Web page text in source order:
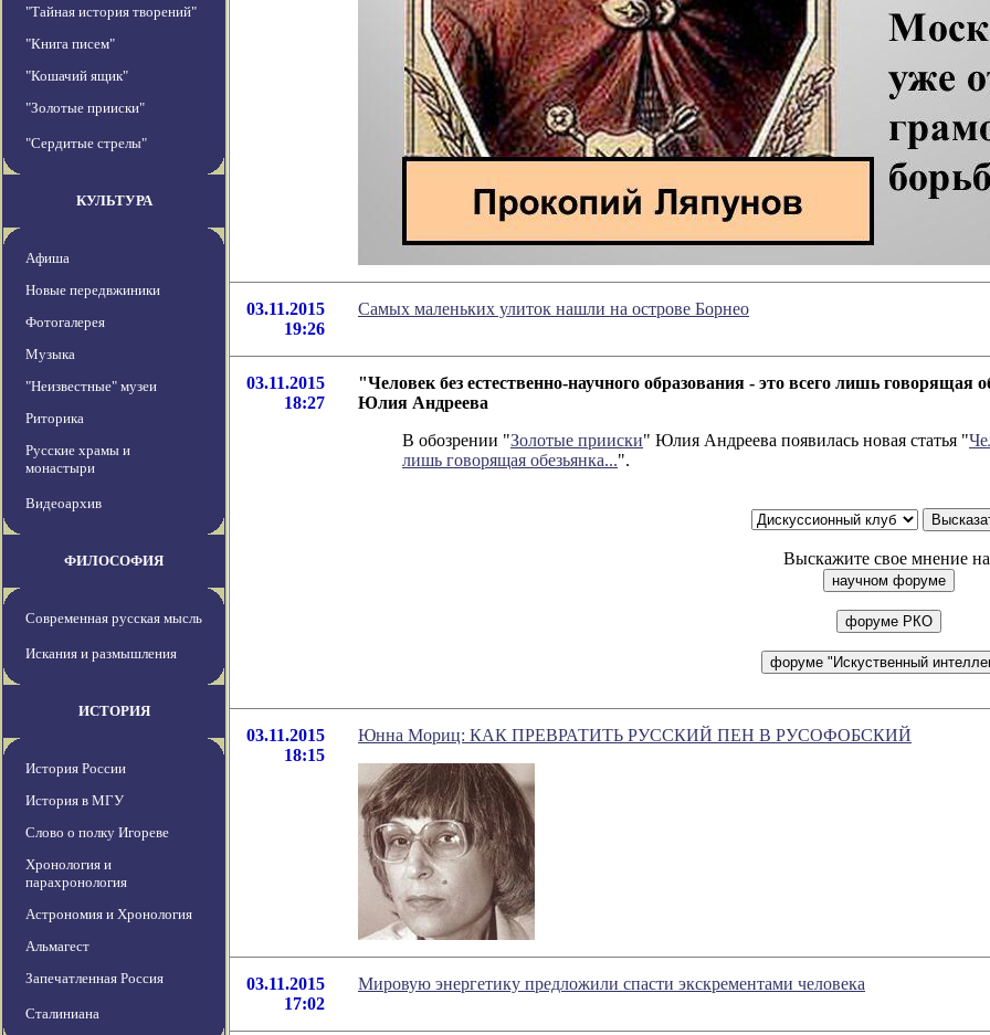
"Тайная история творений"
"Книга писем"
"Кошачий ящик"
"Золотые прииски"
"Сердитые стрелы"
КУЛЬТУРА
Афиша
Новые передвжиники
Фотогалерея
Музыка
"Неизвестные" музеи
Риторика
Русские храмы и
монастыри
Видеоархив
ФИЛОСОФИЯ
Современная русская мысль
Искания и размышления
ИСТОРИЯ
История России
История в МГУ
Слово о полку Игореве
Хронология и
парахронология
Астрономия и Хронология
Альмагест
Запечатленная Россия
Сталиниана
03.11.2015
19:26
Самых маленьких улиток нашли на острове Борнео
03.11.2015
18:27
"Человек без естественно-научного образования - это всего лишь
Юлия Андреева
В обозрении "Золотые прииски" Юлия Андреева появилась новая статья "
лишь говорящая обезьянка...".
Выскажите свое мнение
03.11.2015
18:15
Юнна Мориц: КАК ПРЕВРАТИТЬ РУССКИЙ ПЕН В РУСОФОБСКИЙ
03.11.2015
17:02
Мировую энергетику предложили спасти экскрементами человека